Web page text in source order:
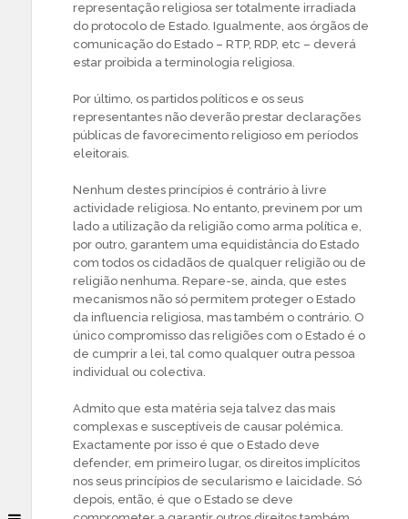
representação religiosa ser totalmente irradiada
do protocolo de Estado. Igualmente, aos órgãos de
comunicação do Estado – RTP, RDP, etc – deverá
estar proibida a terminologia religiosa.
Por último, os partidos políticos e os seus
representantes não deverão prestar declarações
públicas de favorecimento religioso em períodos
eleitorais.
Nenhum destes princípios é contrário à livre
actividade religiosa. No entanto, previnem por um
lado a utilização da religião como arma política e,
por outro, garantem uma equidistância do Estado
com todos os cidadãos de qualquer religião ou de
religião nenhuma. Repare-se, ainda, que estes
mecanismos não só permitem proteger o Estado
da influencia religiosa, mas também o contrário. O
único compromisso das religiões com o Estado é o
de cumprir a lei, tal como qualquer outra pessoa
individual ou colectiva.
Admito que esta matéria seja talvez das mais
complexas e susceptíveis de causar polémica.
Exactamente por isso é que o Estado deve
defender, em primeiro lugar, os direitos implícitos
nos seus princípios de secularismo e laicidade. Só
depois, então, é que o Estado se deve